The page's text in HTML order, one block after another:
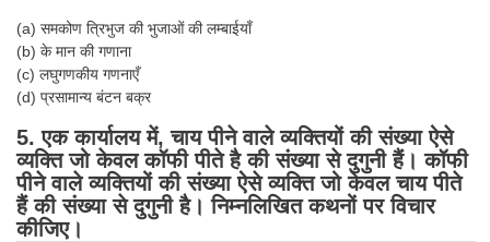
CHSL Question Papers
CHSL Syllabus
CHSL Exam Resources
CHSL Sample Paper
CHSL Study Notes
(a) समकोण त्रिभुज की भुजाओं की लम्बाईयाँ
(b) के मान की गणाना
(c) लघुगणकीय गणनाएँ
(d) प्रसामान्य बंटन बक्र
5. एक कार्यालय में, चाय पीने वाले व्यक्तियों की संख्या ऐसे
व्यक्ति जो केवल कॉफी पीते है की संख्या से दुगुनी हैं। कॉफी
पीने वाले व्यक्तियों की संख्या ऐसे व्यक्ति जो केवल चाय पीते
हैं की संख्या से दुगुनी है। निम्नलिखित कथनों पर विचार
कीजिए।